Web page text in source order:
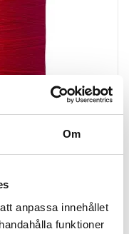
Om
anpassa innehållet
funktioner